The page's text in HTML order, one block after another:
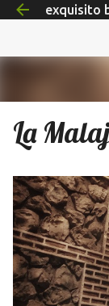
exquisito
La